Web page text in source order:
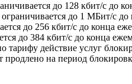
до 128 кбит/с до
до 1 МБит/с
до 256 кбит/с до конца
до 384 кбит/с до конца
действие услуг
продлено на период